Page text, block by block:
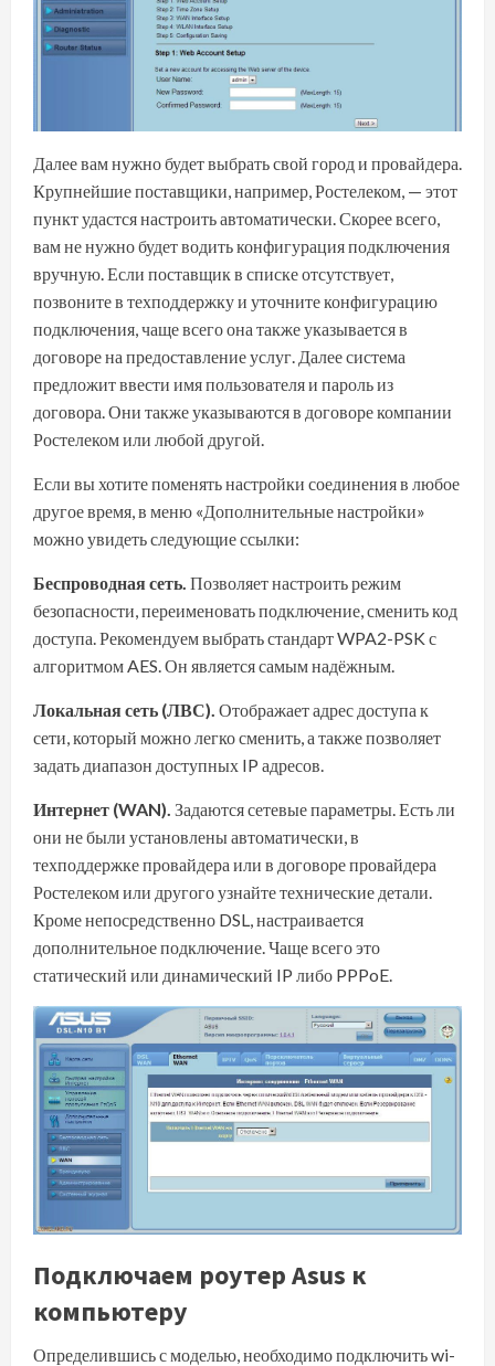
Далее вам нужно будет выбрать свой город и провайдера.
Крупнейшие поставщики, например, Ростелеком, — этот
пункт удастся настроить автоматически. Скорее всего,
вам не нужно будет водить конфигурация подключения
вручную. Если поставщик в списке отсутствует,
позвоните в техподдержку и уточните конфигурацию
подключения, чаще всего она также указывается в
договоре на предоставление услуг. Далее система
предложит ввести имя пользователя и пароль из
договора. Они также указываются в договоре компании
Ростелеком или любой другой.
Если вы хотите поменять настройки соединения в любое
другое время, в меню «Дополнительные настройки»
можно увидеть следующие ссылки:
Беспроводная сеть. Позволяет настроить режим
безопасности, переименовать подключение, сменить код
доступа. Рекомендуем выбрать стандарт WPA2-PSK с
алгоритмом AES. Он является самым надёжным.
Локальная сеть (ЛВС). Отображает адрес доступа к
сети, который можно легко сменить, а также позволяет
задать диапазон доступных IP адресов.
Интернет (WAN). Задаются сетевые параметры. Есть ли
они не были установлены автоматически, в
техподдержке провайдера или в договоре провайдера
Ростелеком или другого узнайте технические детали.
Кроме непосредственно DSL, настраивается
дополнительное подключение. Чаще всего это
статический или динамический IP либо PPPoE.
Подключаем роутер Asus к
компьютеру
Определившись с моделью, необходимо подключить wi-